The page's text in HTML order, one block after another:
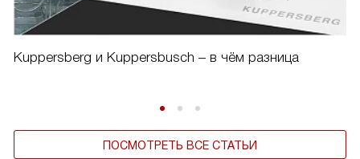
Kuppersberg и Kuppersbusch – в чём разница
ПОСМОТРЕТЬ ВСЕ СТАТЬИ